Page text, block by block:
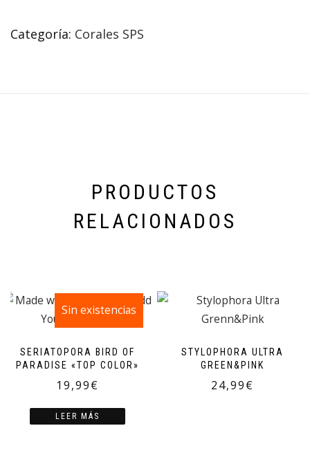
Categoría: Corales SPS
PRODUCTOS
RELACIONADOS
SERIATOPORA BIRD OF
PARADISE «TOP COLOR»
19,99€
Sin existencias
LEER MÁS
STYLOPHORA ULTRA
GREEN&PINK
24,99€